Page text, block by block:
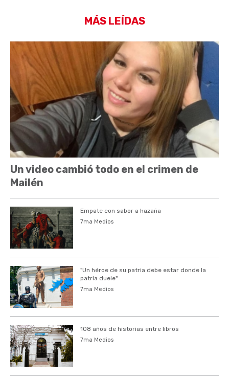
MÁS LEÍDAS
Un video cambió todo en el crimen de
Mailén
Empate con sabor a hazaña
7ma Medios
"Un héroe de su patria debe estar donde la
patria duele"
7ma Medios
108 años de historias entre libros
7ma Medios